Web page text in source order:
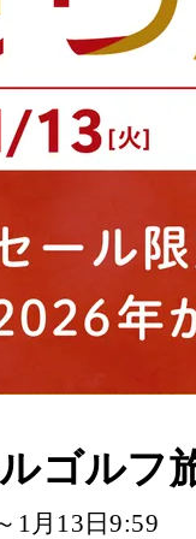
ゴルフ
1月13日9:59